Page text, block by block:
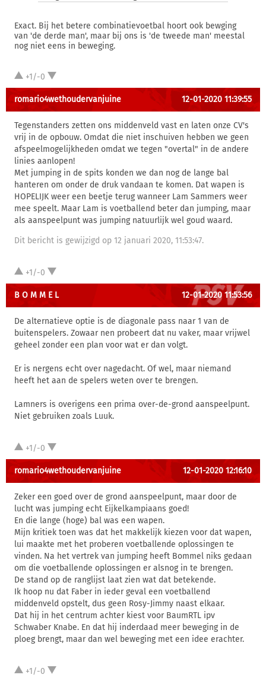
Exact. Bij het betere combinatievoetbal hoort ook bewging
van 'de derde man', maar bij ons is 'de tweede man' meestal
nog niet eens in beweging.
+1/-0
romario4wethoudervanjuine 12-01-2020 11:39:55
Tegenstanders zetten ons middenveld vast en laten onze CV's
vrij in de opbouw. Omdat die niet inschuiven hebben we geen
afspeelmogelijkheden omdat we tegen "overtal" in de andere
linies aanlopen!
Met jumping in de spits konden we dan nog de lange bal
hanteren om onder de druk vandaan te komen. Dat wapen is
HOPELIJK weer een beetje terug wanneer Lam Sammers weer
mee speelt. Maar Lam is voetballend beter dan jumping, maar
als aanspeelpunt was jumping natuurlijk wel goud waard.
Dit bericht is gewijzigd op 12 januari 2020, 11:53:47.
+1/-0
B O M M E L 12-01-2020 11:53:56
De alternatieve optie is de diagonale pass naar 1 van de
buitenspelers. Zowaar nen probeert dat nu vaker, maar vrijwel
geheel zonder een plan voor wat er dan volgt.
Er is nergens echt over nagedacht. Of wel, maar niemand
heeft het aan de spelers weten over te brengen.
Lamners is overigens een prima over-de-grond aanspeelpunt.
Niet gebruiken zoals Luuk.
+1/-0
romario4wethoudervanjuine 12-01-2020 12:16:10
Zeker een goed over de grond aanspeelpunt, maar door de
lucht was jumping echt Eijkelkampiaans goed!
En die lange (hoge) bal was een wapen.
Mijn kritiek toen was dat het makkelijk kiezen voor dat wapen,
lui maakte met het proberen voetballende oplossingen te
vinden. Na het vertrek van jumping heeft Bommel niks gedaan
om die voetballende oplossingen er alsnog in te brengen.
De stand op de ranglijst laat zien wat dat betekende.
Ik hoop nu dat Faber in ieder geval een voetballend
middenveld opstelt, dus geen Rosy-Jimmy naast elkaar.
Dat hij in het centrum achter kiest voor BaumRTL ipv
Schwaber Knabe. En dat hij inderdaad meer beweging in de
ploeg brengt, maar dan wel beweging met een idee erachter.
+1/-0